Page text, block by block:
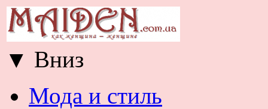
▼ Вниз
Мода и стиль